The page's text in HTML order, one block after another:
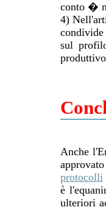
conto �
4)
sul
Anche
protocolli
è
ulteriori